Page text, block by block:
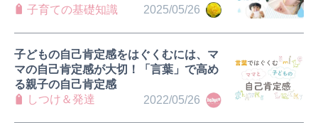
2025/05/26
子育ての基礎知識
2022/05/26
子どもの自己肯定感をはぐくむには、マ
マの自己肯定感が大切！「言葉」で高め
る親子の自己肯定感
しつけ＆発達